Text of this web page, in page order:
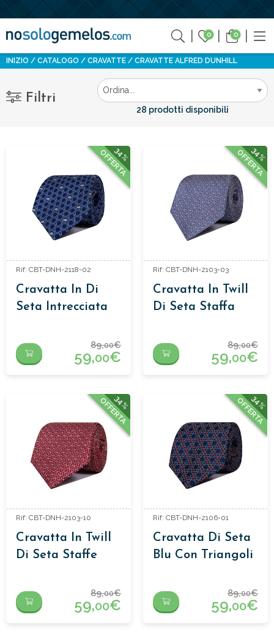
0 0
INIZIO CATALOGO CRAVATTE CRAVATTE ALFRED DUNHILL
Filtri
28 prodotti disponibili
34%
OFFERTA
Rif: CBT-DNH-2118-02
Cravatta In Di
Seta Intrecciata
89,00€
59,00€
34%
OFFERTA
Rif: CBT-DNH-2103-03
Cravatta In Twill
Di Seta Staffa
89,00€
59,00€
34%
OFFERTA
Rif: CBT-DNH-2103-10
Cravatta In Twill
Di Seta Staffe
89,00€
59,00€
34%
OFFERTA
Rif: CBT-DNH-2106-01
Cravatta Di Seta
Blu Con Triangoli
89,00€
59,00€